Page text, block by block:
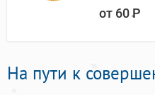
от 60Р
На пути к